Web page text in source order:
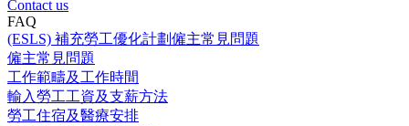
Contact us
FAQ
(ESLS) 補充勞工優化計劃僱主常見問題
僱主常見問題
工作範疇及工作時間
輸入勞工工資及支薪方法
勞工住宿及醫療安排